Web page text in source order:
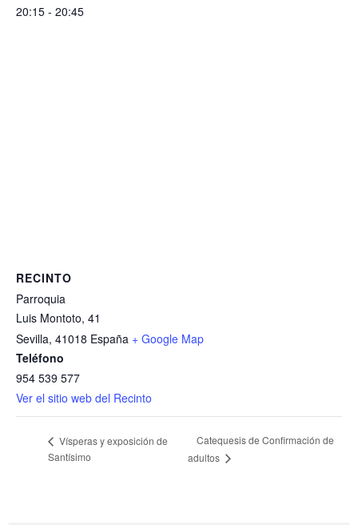
20:15 - 20:45
RECINTO
Parroquia
Luis Montoto, 41
Sevilla, 41018 España + Google Map
Teléfono
954 539 577
Ver el sitio web del Recinto
Vísperas y exposición de
Santísimo
Catequesis de Confirmación de
adultos